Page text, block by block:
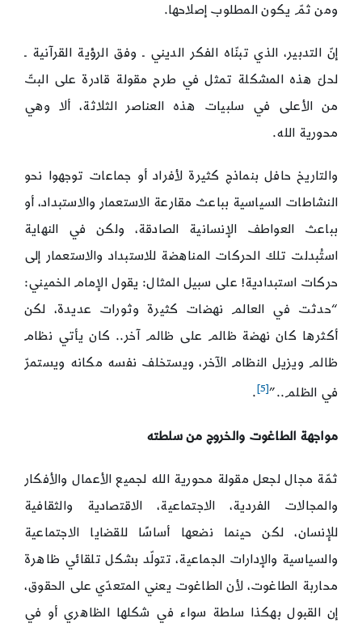
ومن ثمّ يكون المطلوب إصلاحها.
إنّ التدبير، الذي تبنّاه الفكر الديني ـ وفق الرؤية القرآنية ـ
لحلّ هذه المشكلة تمثل في طرح مقولة قادرة على البتّ
من الأعلى في سلبيات هذه العناصر الثلاثة، ألا وهي
محورية الله.
والتاريخ حافل بنماذج كثيرة لأفراد أو جماعات توجهوا نحو
النشاطات السياسية بباعث مقارعة الاستعمار والاستبداد، أو
بباعث العواطف الإنسانية الصادقة، ولكن في النهاية
استُبدلت تلك الحركات المناهضة للاستبداد والاستعمار إلى
حركات استبدادية! على سبيل المثال: يقول الإمام الخميني:
“حدثت في العالم نهضات كثيرة وثورات عديدة، لكن
أكثرها كان نهضة ظالم على ظالم آخر.. كان يأتي نظام
ظالم ويزيل النظام الآخر، ويستخلف نفسه مكانه ويستمرّ
في الظلم..”[5]
.
مواجهة الطاغوت والخروج من سلطته
ثمّة مجال لجعل مقولة محورية الله لجميع الأعمال والأفكار
والمجالات الفردية، الاجتماعية، الاقتصادية والثقافية
للإنسان، لكن حينما نضعها أساسًا للقضايا الاجتماعية
والسياسية والإدارات الجماعية، تتولّد بشكل تلقائي ظاهرة
محاربة الطاغوت، لأن الطاغوت يعني المتعدّي على الحقوق،
إن القبول بهكذا سلطة سواء في شكلها الظاهري أو في